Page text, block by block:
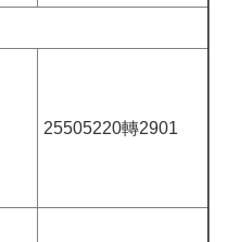
25505220轉2901